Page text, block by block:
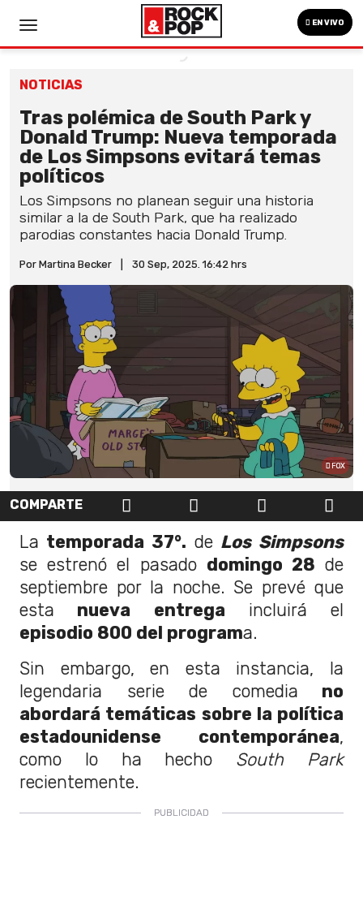
EN VIVO
NOTICIAS
Tras polémica de South Park y
Donald Trump: Nueva temporada
de Los Simpsons evitará temas
políticos
Los Simpsons no planean seguir una historia
similar a la de South Park, que ha realizado
parodias constantes hacia Donald Trump.
Por Martina Becker 30 Sep, 2025. 16:42 hrs
FOX
COMPARTE
La temporada 37°. de Los Simpsons
se estrenó el pasado domingo 28 de
septiembre por la noche. Se prevé que
esta nueva entrega incluirá el
episodio 800 del programa.
Sin embargo, en esta instancia, la
legendaria serie de comedia no
abordará temáticas sobre la política
estadounidense contemporánea,
como lo ha hecho South Park
recientemente.